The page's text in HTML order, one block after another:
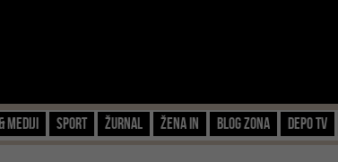
Mediji Sport Žurnal Žena IN Blog zona Depo TV